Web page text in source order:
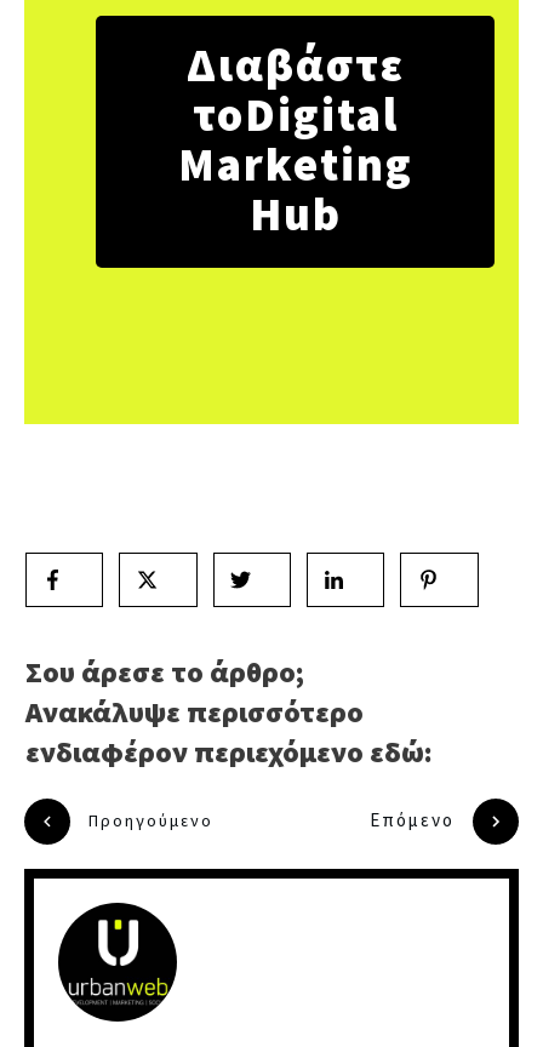
Διαβάστε
τοDigital
Marketing
Hub
Σου άρεσε το άρθρο;
Ανακάλυψε περισσότερο
ενδιαφέρον περιεχόμενο εδώ:
Προηγούμενο Επόμενο